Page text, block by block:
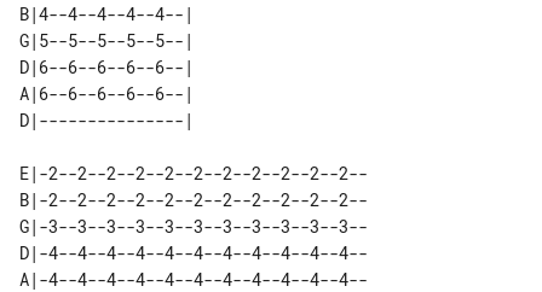
B|4--4--4--4--4--|
G|5--5--5--5--5--|
D|6--6--6--6--6--|
A|6--6--6--6--6--|
E|-2--2--2--2--2--2--2--2--2--2--2--
B|-2--2--2--2--2--2--2--2--2--2--2--
G|-3--3--3--3--3--3--3--3--3--3--3--
D|-4--4--4--4--4--4--4--4--4--4--4--
A|-4--4--4--4--4--4--4--4--4--4--4--